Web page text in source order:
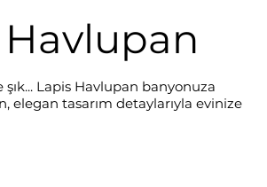
Lapis Havlupan banyonuza
elegan tasarım detaylarıyla evinize